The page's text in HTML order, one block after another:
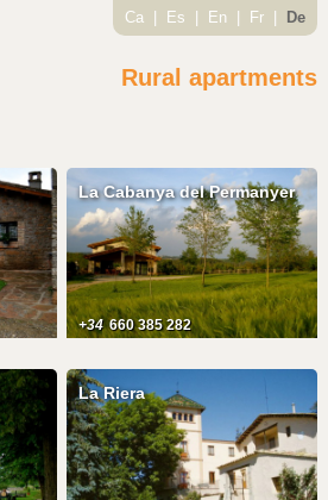
Ca Es En Fr De
Rural apartments
La Cabanya del Permanyer
+34 660 385 282
La Riera